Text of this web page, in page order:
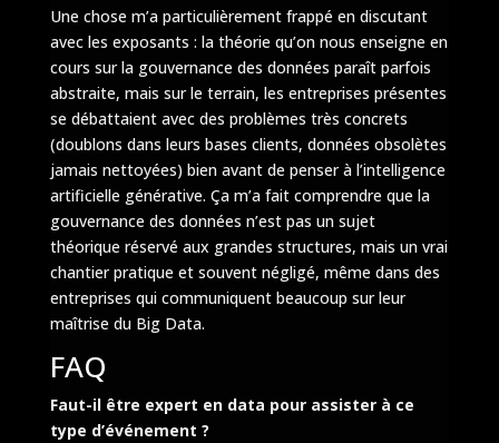
Une chose m’a particulièrement frappé en discutant
avec les exposants : la théorie qu’on nous enseigne en
cours sur la gouvernance des données paraît parfois
abstraite, mais sur le terrain, les entreprises présentes
se débattaient avec des problèmes très concrets
(doublons dans leurs bases clients, données obsolètes
jamais nettoyées) bien avant de penser à l’intelligence
artificielle générative. Ça m’a fait comprendre que la
gouvernance des données n’est pas un sujet
théorique réservé aux grandes structures, mais un vrai
chantier pratique et souvent négligé, même dans des
entreprises qui communiquent beaucoup sur leur
maîtrise du Big Data.
FAQ
Faut-il être expert en data pour assister à ce
type d’événement ?